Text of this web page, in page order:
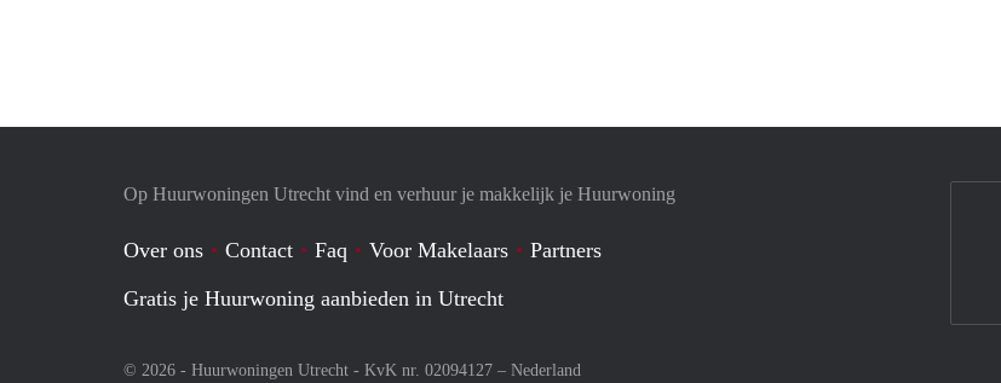
Op Huurwoningen Utrecht vind en verhuur je makkelijk je Huurwoning
Over ons Contact Faq Voor Makelaars
Partners
Gratis je Huurwoning aanbieden in Utrecht
© 2026 - Huurwoningen Utrecht - KvK nr. 02094127 – Nederland